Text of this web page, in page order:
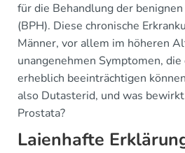
für die Behandlung der
(BPH). Diese chronische
Männer, vor allem im höheren
unangenehmen Symptomen,
erheblich beeinträchtigen
also Dutasterid, und was
Prostata?
Laienhafte